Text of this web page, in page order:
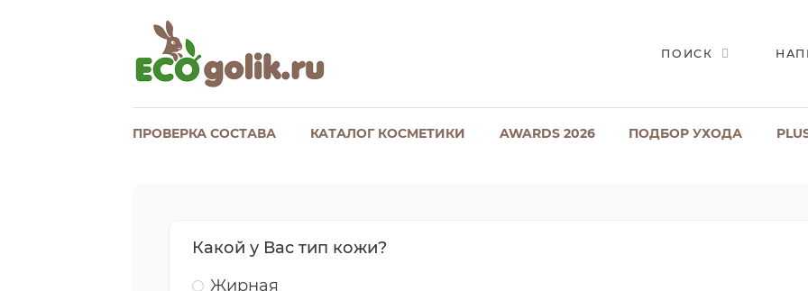
ПОИСК
ПРОВЕРКА СОСТАВА КАТАЛОГ КОСМЕТИКИ AWARDS 2026 ПОДБОР УХОДА
Какой у Вас тип кожи?
Жирная